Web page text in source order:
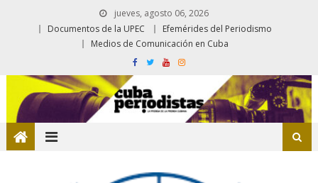
jueves, agosto 06, 2026
Documentos de la UPEC
Efemérides del Periodismo
Medios de Comunicación en Cuba